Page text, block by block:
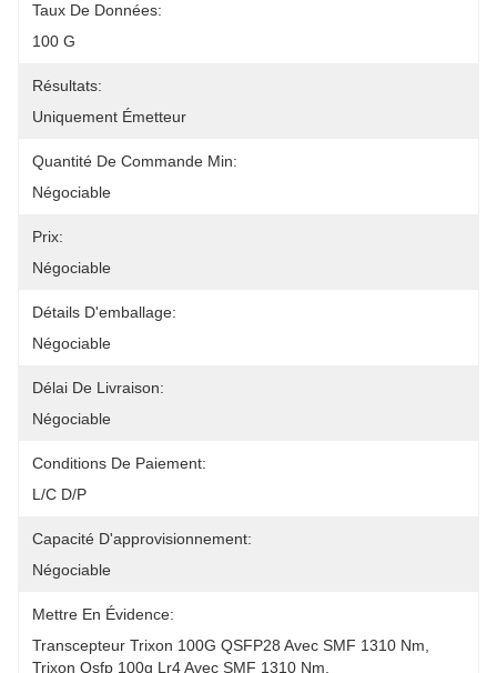
Taux De Données:
100 G
Résultats:
Uniquement Émetteur
Quantité De Commande Min:
Négociable
Prix:
Négociable
Détails D'emballage:
Négociable
Délai De Livraison:
Négociable
Conditions De Paiement:
L/C D/P
Capacité D'approvisionnement:
Négociable
Mettre En Évidence:
Transcepteur Trixon 100G QSFP28 Avec SMF 1310 Nm
Trixon Qsfp 100g Lr4 Avec SMF 1310 Nm